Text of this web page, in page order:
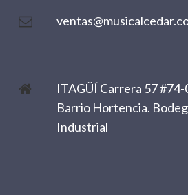
ITAGÜÍ Carrera 57
Barrio Hortencia.
Industrial